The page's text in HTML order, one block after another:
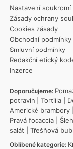
Nastavení soukromí
Zásady ochrany
Cookies zásady
Obchodní podmínky
Smluvní podmínky
Redakční etický
Inzerce
Doporučujeme:
potravin
Tortilla
Americké brambory
Pravá focaccia
salát
Třešňová
Oblíbené kategorie: